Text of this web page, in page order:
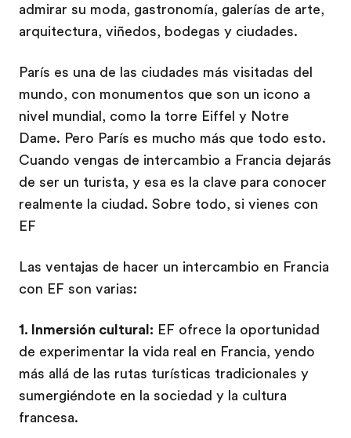
admirar su moda, gastronomía, galerías de arte,
arquitectura, viñedos, bodegas y ciudades.
París es una de las ciudades más visitadas del
mundo, con monumentos que son un icono a
nivel mundial, como la torre Eiffel y Notre
Dame. Pero París es mucho más que todo esto.
Cuando vengas de intercambio a Francia dejarás
de ser un turista, y esa es la clave para conocer
realmente la ciudad. Sobre todo, si vienes con
EF
Las ventajas de hacer un intercambio en Francia
con EF son varias:
1. Inmersión cultural: EF ofrece la oportunidad
de experimentar la vida real en Francia, yendo
más allá de las rutas turísticas tradicionales y
sumergiéndote en la sociedad y la cultura
francesa.